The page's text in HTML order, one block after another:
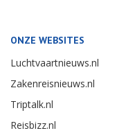
ONZE WEBSITES
Luchtvaartnieuws.nl
Zakenreisnieuws.nl
Triptalk.nl
Reisbizz.nl